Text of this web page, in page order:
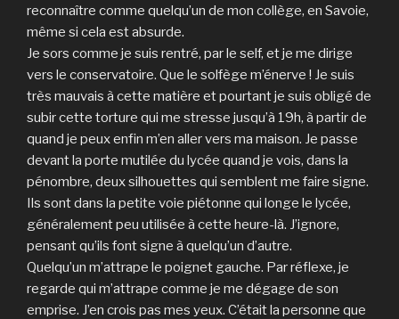
reconnaître comme quelqu’un de mon collège, en Savoie,
même si cela est absurde.
Je sors comme je suis rentré, par le self, et je me dirige
vers le conservatoire. Que le solfège m’énerve ! Je suis
très mauvais à cette matière et pourtant je suis obligé de
subir cette torture qui me stresse jusqu’à 19h, à partir de
quand je peux enfin m’en aller vers ma maison. Je passe
devant la porte mutilée du lycée quand je vois, dans la
pénombre, deux silhouettes qui semblent me faire signe.
Ils sont dans la petite voie piétonne qui longe le lycée,
généralement peu utilisée à cette heure-là. J’ignore,
pensant qu’ils font signe à quelqu’un d’autre.
Quelqu’un m’attrape le poignet gauche. Par réflexe, je
regarde qui m’attrape comme je me dégage de son
emprise. J’en crois pas mes yeux. C’était la personne que